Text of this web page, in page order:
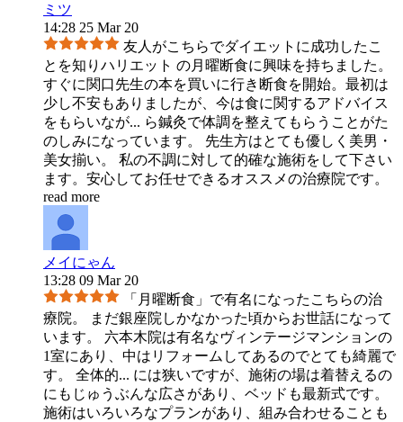
ミツ
14:28 25 Mar 20
友人がこちらでダイエットに成功したこ
とを知りハリエット の月曜断食に興味を持ちました。
すぐに関口先生の本を買いに行き断食を開始。最初は
少し不安もありましたが、今は食に関するアドバイス
をもらいなが... ら鍼灸で体調を整えてもらうことがた
のしみになっています。 先生方はとても優しく美男・
美女揃い。 私の不調に対して的確な施術をして下さい
ます。安心してお任せできるオススメの治療院です。
read more
メイにゃん
13:28 09 Mar 20
「月曜断食」で有名になったこちらの治
療院。 まだ銀座院しかなかった頃からお世話になって
います。 六本木院は有名なヴィンテージマンションの
1室にあり、中はリフォームしてあるのでとても綺麗で
す。 全体的... には狭いですが、施術の場は着替えるの
にもじゅうぶんな広さがあり、ベッドも最新式です。
施術はいろいろなプランがあり、組み合わせることも